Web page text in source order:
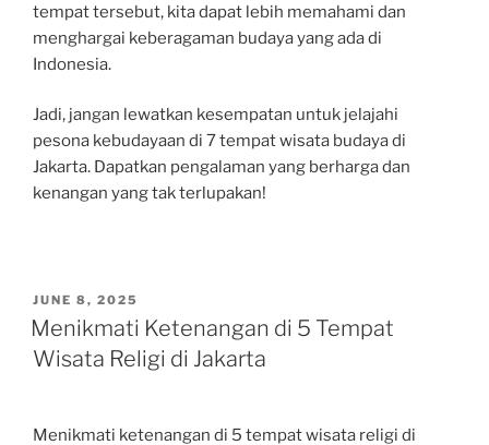
tempat tersebut, kita dapat lebih memahami dan
menghargai keberagaman budaya yang ada di
Indonesia.
Jadi, jangan lewatkan kesempatan untuk jelajahi
pesona kebudayaan di 7 tempat wisata budaya di
Jakarta. Dapatkan pengalaman yang berharga dan
kenangan yang tak terlupakan!
POSTED
ON
JUNE 8, 2025
Menikmati Ketenangan di 5 Tempat
Wisata Religi di Jakarta
Menikmati ketenangan di 5 tempat wisata religi di